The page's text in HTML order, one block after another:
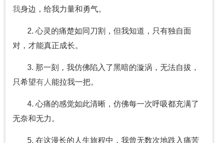
我身边，给我力量和勇气。
2. 心灵的痛楚如同刀割，但我知道，只有独自面
对，才能真正成长。
3. 那一刻，我仿佛陷入了黑暗的漩涡，无法自拔，
只希望有人 能拉我一把。
4. 心痛的感觉如此清晰，仿佛每一次呼吸都充满了
无奈和无力。
5. 在这漫长的人生旅程中，我曾无数次地跌入痛苦